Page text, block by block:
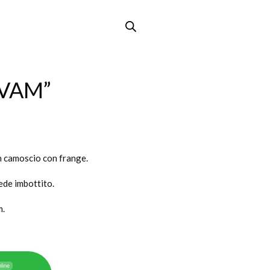
camoscio con frange.
imbottito.